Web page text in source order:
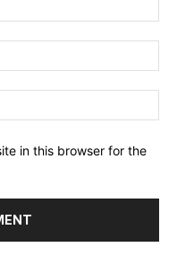
in this browser for the